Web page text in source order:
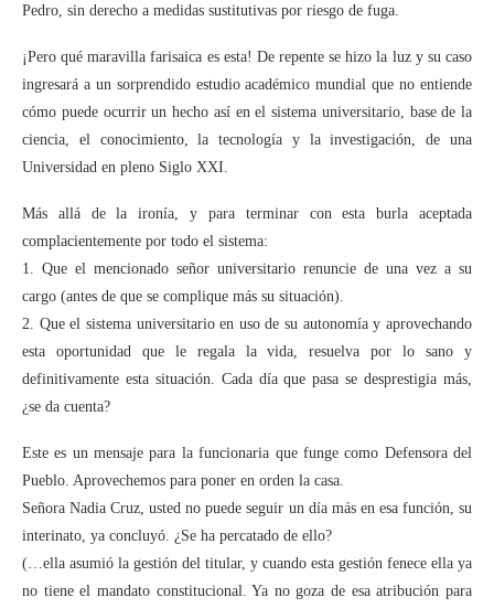
Pedro, sin derecho a medidas sustitutivas por riesgo de fuga.
¡Pero qué maravilla farisaica es esta! De repente se hizo la luz y su caso
ingresará a un sorprendido estudio académico mundial que no entiende
cómo puede ocurrir un hecho así en el sistema universitario, base de la
ciencia, el conocimiento, la tecnología y la investigación, de una
Universidad en pleno Siglo XXI.
Más allá de la ironía, y para terminar con esta burla aceptada
complacientemente por todo el sistema:
1. Que el mencionado señor universitario renuncie de una vez a su
cargo (antes de que se complique más su situación).
2. Que el sistema universitario en uso de su autonomía y aprovechando
esta oportunidad que le regala la vida, resuelva por lo sano y
definitivamente esta situación. Cada día que pasa se desprestigia más,
¿se da cuenta?
Este es un mensaje para la funcionaria que funge como Defensora del
Pueblo. Aprovechemos para poner en orden la casa.
Señora Nadia Cruz, usted no puede seguir un día más en esa función, su
interinato, ya concluyó. ¿Se ha percatado de ello?
(…ella asumió la gestión del titular, y cuando esta gestión fenece ella ya
no tiene el mandato constitucional. Ya no goza de esa atribución para